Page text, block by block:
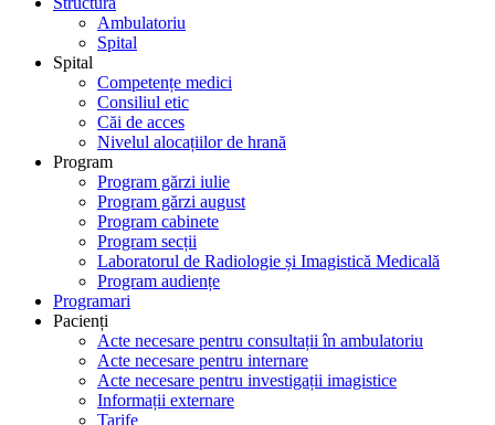
Ambulatoriu
Spital
Spital
Competențe medici
Consiliul etic
Căi de acces
Nivelul alocațiilor de hrană
Program
Program gărzi iulie
Program gărzi august
Program cabinete
Program secții
Laboratorul de Radiologie și Imagistică Medicală
Program audiențe
Programari
Pacienți
Acte necesare pentru consultații în ambulatoriu
Acte necesare pentru internare
Acte necesare pentru investigații imagistice
Informații externare
Tarife